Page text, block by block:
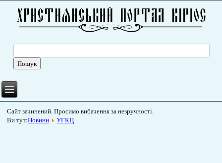
Сайт зачинений. Просимо вибачення за незручності.
Ви тут:Новини УГКЦ